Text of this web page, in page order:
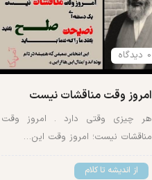
0 دیدگاه
امروز وقت مناقشات نیست
هر چیزی وقتی دارد . امروز وقت
مناقشات نیست؛ امروز وقت این…
از اندیشه تا کلام